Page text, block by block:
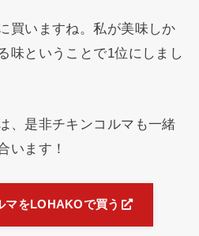
買いますね。私が美味しか
味ということで1位にしまし
、是非チキンコルマも一緒
います！
マをLOHAKOで買う